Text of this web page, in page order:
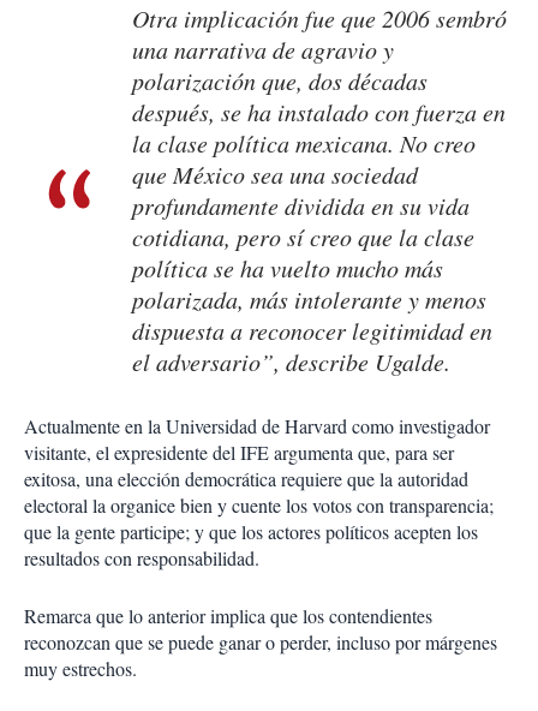
Otra implicación fue que 2006 sembró
una narrativa de agravio y
polarización que, dos décadas
después, se ha instalado con fuerza en
la clase política mexicana. No creo
que México sea una sociedad
profundamente dividida en su vida
cotidiana, pero sí creo que la clase
política se ha vuelto mucho más
polarizada, más intolerante y menos
dispuesta a reconocer legitimidad en
el adversario”, describe Ugalde.
Actualmente en la Universidad de Harvard como investigador
visitante, el expresidente del IFE argumenta que, para ser
exitosa, una elección democrática requiere que la autoridad
electoral la organice bien y cuente los votos con transparencia;
que la gente participe; y que los actores políticos acepten los
resultados con responsabilidad.
Remarca que lo anterior implica que los contendientes
reconozcan que se puede ganar o perder, incluso por márgenes
muy estrechos.